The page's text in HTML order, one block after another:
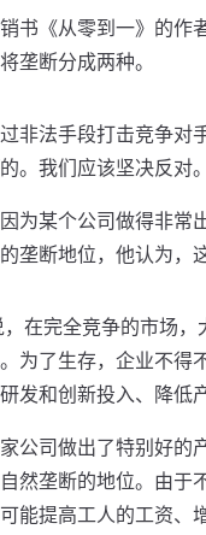
书《从零到一》的作
垄断分成两种。
非法手段打击竞争对
。我们应该坚决反对。
为某个公司做得非常
垄断地位，他认为，
在完全竞争的市场，
为了生存，企业不得
发和创新投入、降低
公司做出了特别好的
然垄断的地位。由于
能提高工人的工资、